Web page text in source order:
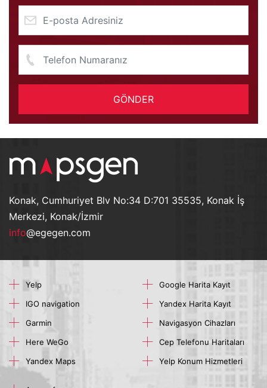
GÖNDER
Konak, Cumhuriyet Blv No:34 D:701 35535, Konak İş
Merkezi, Konak/İzmir
info@egegen.com
Yelp
IGO navigation
Garmin
Here WeGo
Yandex Maps
Google Harita Kayıt
Yandex Harita Kayıt
Navigasyon Cihazları
Cep Telefonu Haritaları
Yelp Konum Hizmetleri